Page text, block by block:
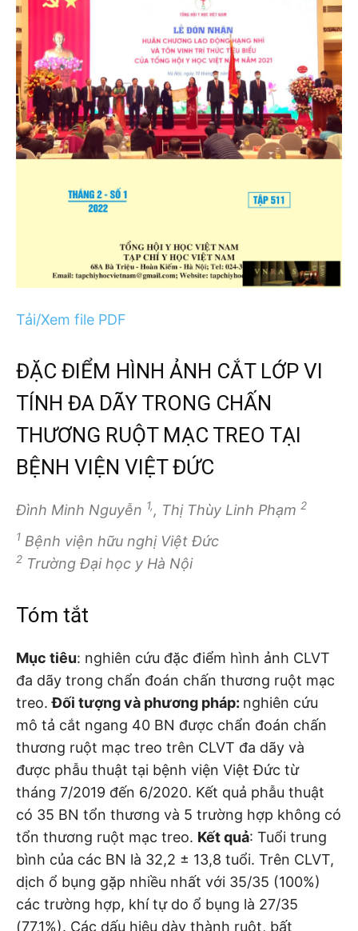
Tải/Xem file PDF
ĐẶC ĐIỂM HÌNH ẢNH CẮT LỚP VI
TÍNH ĐA DÃY TRONG CHẤN
THƯƠNG RUỘT MẠC TREO TẠI
BỆNH VIỆN VIỆT ĐỨC
Đình Minh Nguyễn 1,, Thị Thùy Linh Phạm 2
1 Bệnh viện hữu nghị Việt Đức
2 Trường Đại học y Hà Nội
Tóm tắt
Mục tiêu: nghiên cứu đặc điểm hình ảnh CLVT
đa dãy trong chẩn đoán chấn thương ruột mạc
treo.Đối tượng và phương pháp: nghiên cứu
mô tả cắt ngang 40 BN được chẩn đoán chấn
thương ruột mạc treo trên CLVT đa dãy và
được phẫu thuật tại bệnh viện Việt Đức từ
tháng 7/2019 đến 6/2020. Kết quả phẫu thuật
có 35 BN tổn thương và 5 trường hợp không có
tổn thương ruột mạc treo. Kết quả: Tuổi trung
bình của các BN là 32,2 ± 13,8 tuổi. Trên CLVT,
dịch ổ bụng gặp nhiều nhất với 35/35 (100%)
các trường hợp, khí tự do ổ bụng là 27/35
(77,1%). Các dấu hiệu dày thành ruột, bất